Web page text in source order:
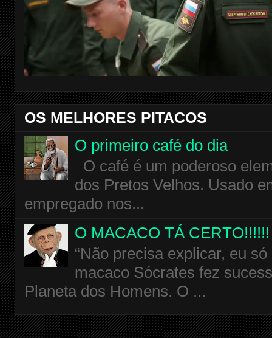
OS MELHORES PITACOS
O primeiro café do dia
O café é um poderoso
dos Pretos Velhos. Usado
empregado nos...
O MACACO TÁ CERTO!!!!!!
“Não precisa explicar, eu
macaco Sócrates fez
Planeta dos Homens. O ...